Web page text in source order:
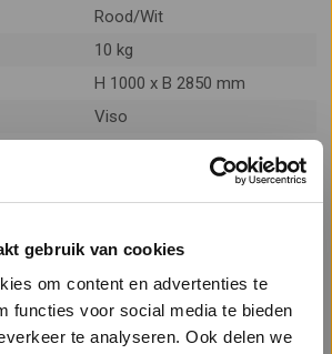
gebruik van cookies
om content en advertenties te
functies voor social media te bieden
te analyseren. Ook delen we
Rood/Wit
10 kg
H 1000 x B 2850 mm
Viso
Gepoedercoat staal
Toepassing